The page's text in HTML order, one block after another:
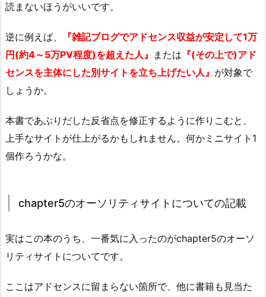
読まないほうがいいです。
逆に例えば、
『雑記ブログでアドセンス収益が安定して1万
円(約4～5万PV程度)を超えた人』 または 『(その上で)アド
センスを主体にした別サイトを立ち上げたい人』 が対象で
しょうか。
本書であぶりだした反省点を修正するように作りこむと、
上手なサイトが仕上がるかもしれません。何かミニサイト1
個作ろうかな。
chapter5のオーソリティサイトについての記載
実はこの本のうち、一番気に入ったのがchapter5のオーソ
リティサイトについてです。
ここはアドセンスに留まらない箇所で、他に書籍も見当た